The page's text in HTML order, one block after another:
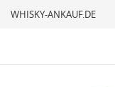
WHISKY-ANKAUF.DE